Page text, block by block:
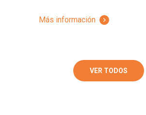
Más información
VER TODOS